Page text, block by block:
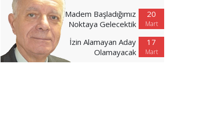
20
Mart
Madem Başladığımız
Noktaya Gelecektik
17
Mart
İzin Alamayan Aday
Olamayacak